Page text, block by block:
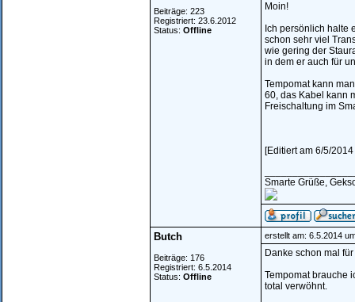
Beiträge: 223
Registriert: 23.6.2012
Status: Offline
Moin!
Ich persönlich halte
schon sehr viel
wie gering der
in dem er auch für
Tempomat kann
60, das Kabel kann
Freischaltung im
[Editiert am 6/5/
Smarte Grüße,
Butch
Beiträge: 176
Registriert: 6.5.2014
Status: Offline
erstellt am: 6.5.2014
Danke schon mal
Tempomat brauche
total verwöhnt.